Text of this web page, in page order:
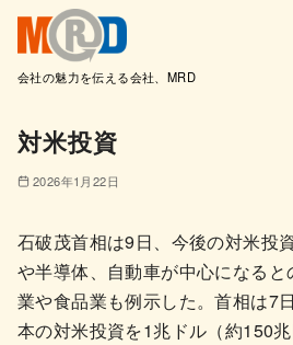
会社の魅力を伝える会社、MRD
対米投資
2026年1月22日
石破茂首相は9日、今後の対米投
や半導体、自動車が中心になる
業や食品業も例示した。首相は7
本の対米投資を1兆ドル（約150